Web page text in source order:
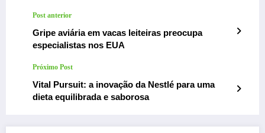
Post anterior
Gripe aviária em vacas leiteiras preocupa
especialistas nos EUA
Próximo Post
Vital Pursuit: a inovação da Nestlé para uma
dieta equilibrada e saborosa